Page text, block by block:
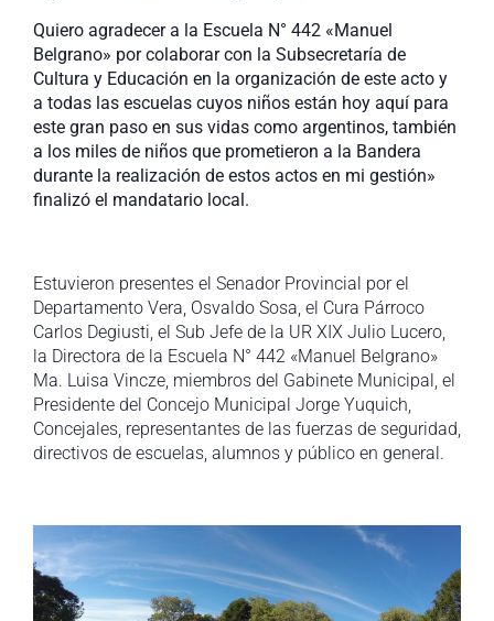
Quiero agradecer a la Escuela N° 442 «Manuel
Belgrano» por colaborar con la Subsecretaría de
Cultura y Educación en la organización de este acto y
a todas las escuelas cuyos niños están hoy aquí para
este gran paso en sus vidas como argentinos, también
a los miles de niños que prometieron a la Bandera
durante la realización de estos actos en mi gestión»
finalizó el mandatario local.
Estuvieron presentes el Senador Provincial por el
Departamento Vera, Osvaldo Sosa, el Cura Párroco
Carlos Degiusti, el Sub Jefe de la UR XIX Julio Lucero,
la Directora de la Escuela N° 442 «Manuel Belgrano»
Ma. Luisa Vincze, miembros del Gabinete Municipal, el
Presidente del Concejo Municipal Jorge Yuquich,
Concejales, representantes de las fuerzas de seguridad,
directivos de escuelas, alumnos y público en general.